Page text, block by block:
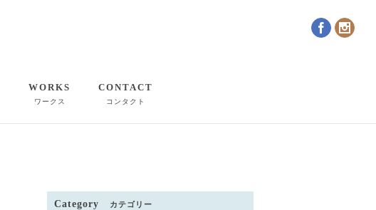
WORKS
ワークス
CONTACT
コンタクト
Category カテゴリー